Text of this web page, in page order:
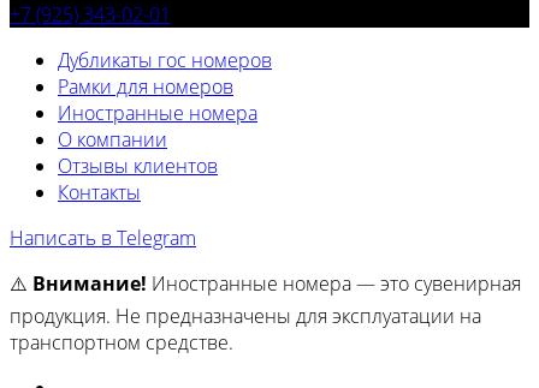
+7 (925) 343-02-01
Дубликаты гос номеров
Рамки для номеров
Иностранные номера
О компании
Отзывы клиентов
Контакты
Написать в Telegram
⚠️ Внимание! Иностранные номера — это сувенирная
продукция. Не предназначены для эксплуатации на
транспортном средстве.